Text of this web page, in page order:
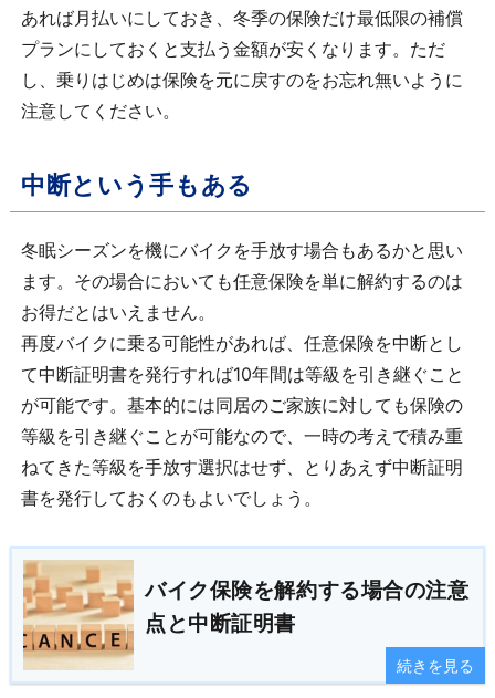
あれば月払いにしておき、冬季の保険だけ最低限の補償
プランにしておくと支払う金額が安くなります。ただ
し、乗りはじめは保険を元に戻すのをお忘れ無いように
注意してください。
中断という手もある
冬眠シーズンを機にバイクを手放す場合もあるかと思い
ます。その場合においても任意保険を単に解約するのは
お得だとはいえません。
再度バイクに乗る可能性があれば、任意保険を中断とし
て中断証明書を発行すれば10年間は等級を引き継ぐこと
が可能です。基本的には同居のご家族に対しても保険の
等級を引き継ぐことが可能なので、一時の考えで積み重
ねてきた等級を手放す選択はせず、とりあえず中断証明
書を発行しておくのもよいでしょう。
バイク保険を解約する場合の注意
点と中断証明書
続きを見る